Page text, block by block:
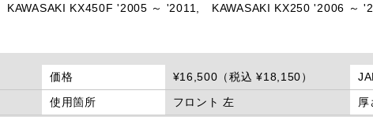
KAWASAKI KX450F '2005 ～ '2011,
KAWASAKI KX250 '2006 ～
価格 ¥16,500（税込 ¥18,150）
使用箇所 フロント 左 厚